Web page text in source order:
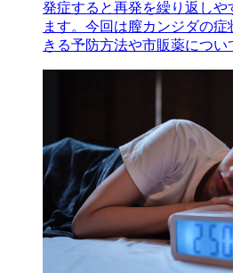
発症すると再発を繰り返し
ます。今回は膣カンジダの
きる予防方法や市販薬につい